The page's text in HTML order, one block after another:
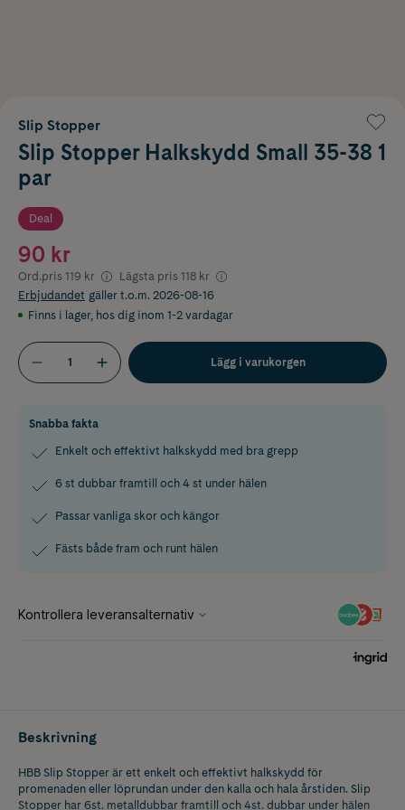
Slip Stopper
Slip Stopper Halkskydd Small 35-38 1
par
Deal
90 kr
Ord.pris 119 kr Lägsta pris 118 kr
Erbjudandet gäller t.o.m. 2026-08-16
Finns i lager, hos dig inom 1-2 vardagar
Lägg i varukorgen
Snabba fakta
Enkelt och effektivt halkskydd med bra grepp
6 st dubbar framtill och 4 st under hälen
Passar vanliga skor och kängor
Fästs både fram och runt hälen
Beskrivning
HBB Slip Stopper är ett enkelt och effektivt halkskydd för
promenaden eller löprundan under den kalla och hala årstiden. Slip
Stopper har 6st. metalldubbar framtill och 4st. dubbar under hälen